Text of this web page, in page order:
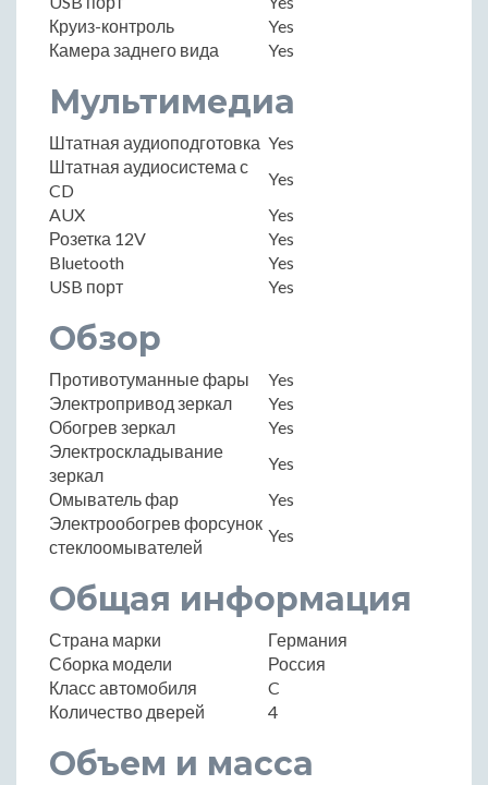
Круиз-контроль
Yes
Камера заднего вида
Yes
Мультимедиа
Штатная аудиоподготовка Yes
Штатная аудиосистема с
CD
Yes
AUX
Yes
Розетка 12V
Yes
Bluetooth
Yes
USB порт
Yes
Обзор
Противотуманные фары
Yes
Электропривод зеркал
Yes
Обогрев зеркал
Yes
Электроскладывание
зеркал
Yes
Омыватель фар
Yes
Электрообогрев форсунок
стеклоомывателей
Yes
Общая информация
Страна марки
Германия
Сборка модели
Россия
Класс автомобиля
C
Количество дверей
4
Объем и масса